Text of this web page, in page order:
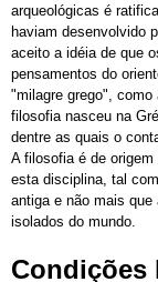
arqueológicas é
haviam desenvolvido
aceito a idéia de que
pensamentos do
"milagre grego", como
filosofia nasceu na
dentre as quais o
A filosofia é de
esta disciplina, tal
antiga e não mais
isolados do mundo.
Condições